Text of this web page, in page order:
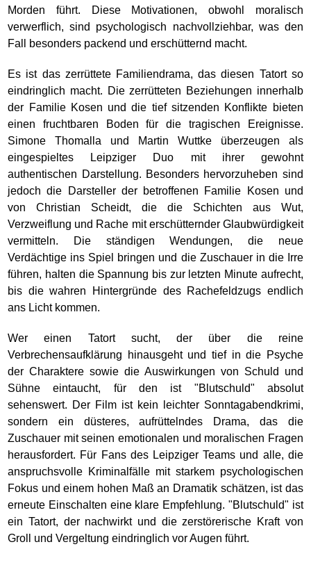
Morden führt. Diese Motivationen, obwohl moralisch
verwerflich, sind psychologisch nachvollziehbar, was den
Fall besonders packend und erschütternd macht.
Es ist das zerrüttete Familiendrama, das diesen Tatort so
eindringlich macht. Die zerrütteten Beziehungen innerhalb
der Familie Kosen und die tief sitzenden Konflikte bieten
einen fruchtbaren Boden für die tragischen Ereignisse.
Simone Thomalla und Martin Wuttke überzeugen als
eingespieltes Leipziger Duo mit ihrer gewohnt
authentischen Darstellung. Besonders hervorzuheben sind
jedoch die Darsteller der betroffenen Familie Kosen und
von Christian Scheidt, die die Schichten aus Wut,
Verzweiflung und Rache mit erschütternder Glaubwürdigkeit
vermitteln. Die ständigen Wendungen, die neue
Verdächtige ins Spiel bringen und die Zuschauer in die Irre
führen, halten die Spannung bis zur letzten Minute aufrecht,
bis die wahren Hintergründe des Rachefeldzugs endlich
ans Licht kommen.
Wer einen Tatort sucht, der über die reine
Verbrechensaufklärung hinausgeht und tief in die Psyche
der Charaktere sowie die Auswirkungen von Schuld und
Sühne eintaucht, für den ist "Blutschuld" absolut
sehenswert. Der Film ist kein leichter Sonntagabendkrimi,
sondern ein düsteres, aufrüttelndes Drama, das die
Zuschauer mit seinen emotionalen und moralischen Fragen
herausfordert. Für Fans des Leipziger Teams und alle, die
anspruchsvolle Kriminalfälle mit starkem psychologischen
Fokus und einem hohen Maß an Dramatik schätzen, ist das
erneute Einschalten eine klare Empfehlung. "Blutschuld" ist
ein Tatort, der nachwirkt und die zerstörerische Kraft von
Groll und Vergeltung eindringlich vor Augen führt.